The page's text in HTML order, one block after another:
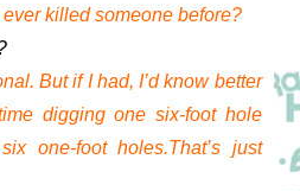
ever killed someone before?
But if I had, I’d know better
digging one six-foot hole
one-foot holes.That’s just